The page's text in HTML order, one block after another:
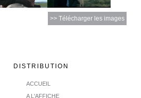
>> Télécharger les images
DISTRIBUTION
ACCUEIL
A L'AFFICHE